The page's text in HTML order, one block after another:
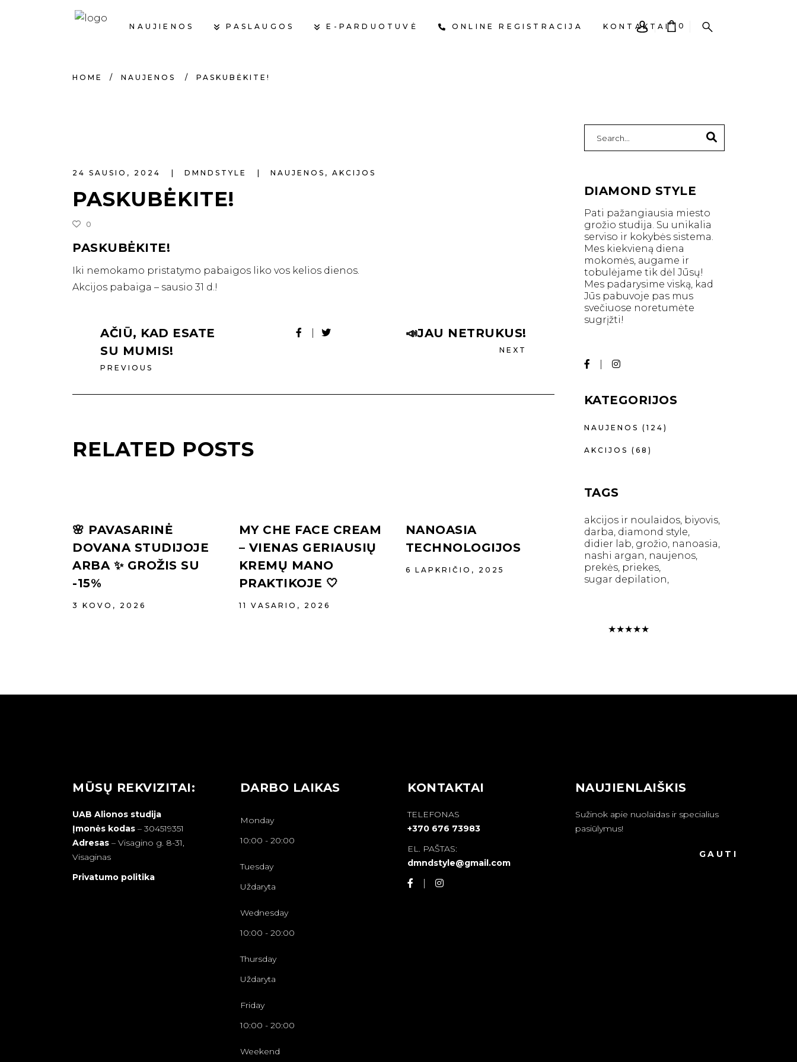
NAUJIENOS PASLAUGOS E-PARDUOTUVĖ ONLINE REGISTRACIJA KONTAKTAI 0
HOME / NAUJENOS / PASKUBĖKITE!
24 SAUSIO, 2024 DMNDSTYLE NAUJENOS , AKCIJOS
PASKUBĖKITE!
0
PASKUBĖKITE!
Iki nemokamo pristatymo pabaigos liko vos kelios dienos.
Akcijos pabaiga – sausio 31 d.!
AČIŪ, KAD ESATE
SU MUMIS!
PREVIOUS
📣JAU NETRUKUS!
NEXT
RELATED POSTS
🌸 PAVASARINĖ
DOVANA STUDIJOJE
ARBA ✨ GROŽIS SU
-15%
3 KOVO, 2026
MY CHE FACE CREAM
– VIENAS GERIAUSIŲ
KREMŲ MANO
PRAKTIKOJE 🤍
11 VASARIO, 2026
NANOASIA
TECHNOLOGIJOS
6 LAPKRIČIO, 2025
for:
DIAMOND STYLE
Pati pažangiausia miesto
grožio studija. Su unikalia
serviso ir kokybės sistema.
Mes kiekvieną diena
mokomės, augame ir
tobulėjame tik dėl Jūsų!
Mes padarysime viską, kad
Jūs pabuvoje pas mus
svečiuose noretumėte
sugrįžti!
KATEGORIJOS
NAUJENOS (124)
AKCIJOS (68)
TAGS
akcijos ir noulaidos biyovis
darba diamond style
didier lab grožio nanoasia
nashi argan naujenos
prekės priekes
sugar depilation
★★★★★
MŪSŲ REKVIZITAI:
UAB Alionos studija
Įmonės kodas – 304519351
Adresas – Visagino g. 8-31,
Visaginas
Privatumo politika
DARBO LAIKAS
Monday
10:00 - 20:00
Tuesday
Uždaryta
Wednesday
10:00 - 20:00
Thursday
Uždaryta
Friday
10:00 - 20:00
Weekend
KONTAKTAI
TELEFONAS
+370 676 73983
EL. PAŠTAS:
dmndstyle@gmail.com
NAUJIENLAIŠKIS
Sužinok apie nuolaidas ir specialius
pasiūlymus!